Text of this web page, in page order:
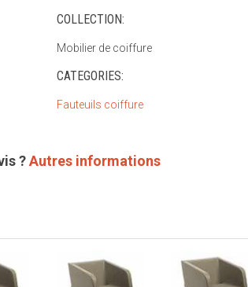
COLLECTION:
Mobilier de coiffure
CATEGORIES:
Fauteuils coiffure
?Autres informations